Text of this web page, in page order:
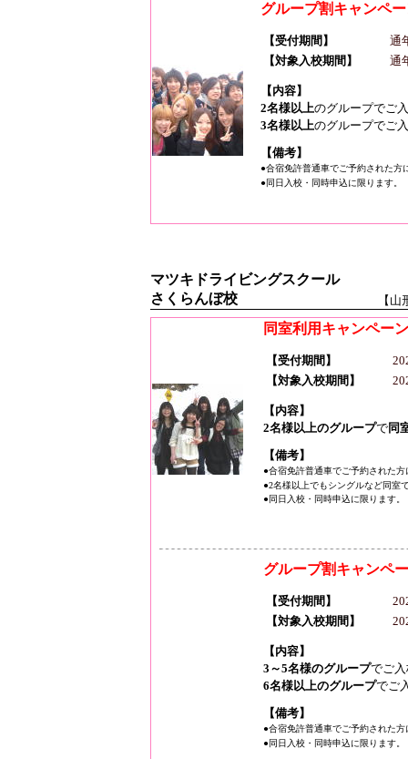
グループ割キャンペ
【受付期間】
通
【対象入校期間】
通
【内容】
2名様以上のグループでご
3名様以上のグループでご
【備考】
●合宿免許普通車でご予約された方
●同日入校・同時申込に限ります。
マツキドライビングスクール
さくらんぼ校
【
同室利用キャンペーン
【受付期間】
【対象入校期間】
【内容】
2名様以上のグループで同
【備考】
●合宿免許普通車でご予約された方
●2名様以上でもシングルなど同室
●同日入校・同時申込に限ります。
グループ割キャンペ
【受付期間】
【対象入校期間】
【内容】
3～5名様のグループでご
6名様以上のグループでご
【備考】
●合宿免許普通車でご予約された方
●同日入校・同時申込に限ります。